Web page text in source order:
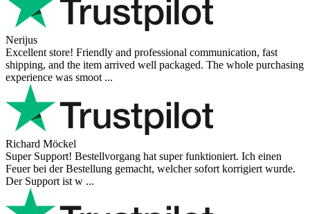
Nerijus
Excellent store! Friendly and professional communication, fast
shipping, and the item arrived well packaged. The whole purchasing
experience was smoot ...
Richard Möckel
Super Support! Bestellvorgang hat super funktioniert. Ich einen
Feuer bei der Bestellung gemacht, welcher sofort korrigiert wurde.
Der Support ist w ...